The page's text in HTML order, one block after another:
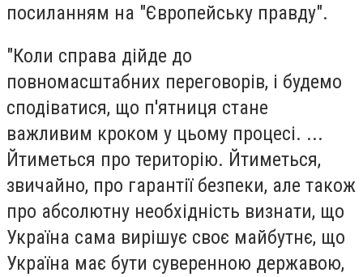
посиланням на "Європейську правду".
"Коли справа дійде до
повномасштабних переговорів, і будемо
сподіватися, що п'ятниця стане
важливим кроком у цьому процесі. ...
Йтиметься про територію. Йтиметься,
звичайно, про гарантії безпеки, але також
про абсолютну необхідність визнати, що
Україна сама вирішує своє майбутнє, що
Україна має бути суверенною державою,